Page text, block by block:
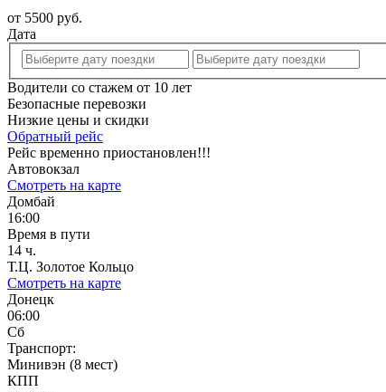
от 5500 руб.
Дата
Водители со стажем от 10 лет
Безопасные перевозки
Низкие цены и скидки
Обратный рейс
Рейс временно приостановлен!!!
Автовокзал
Смотреть на карте
Домбай
16:00
Время в пути
14 ч.
Т.Ц. Золотое Кольцо
Смотреть на карте
Донецк
06:00
Сб
Транспорт:
Минивэн (8 мест)
КПП